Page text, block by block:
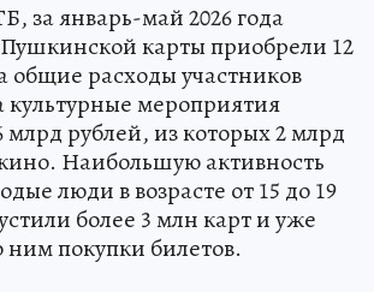
за январь-май 2026 года
Пушкинской карты приобрели 12
общие расходы участников
мероприятия
рублей, из которых 2 млрд
Наибольшую активность
люди в возрасте от 15 до 19
более 3 млн карт и уже
покупки билетов.